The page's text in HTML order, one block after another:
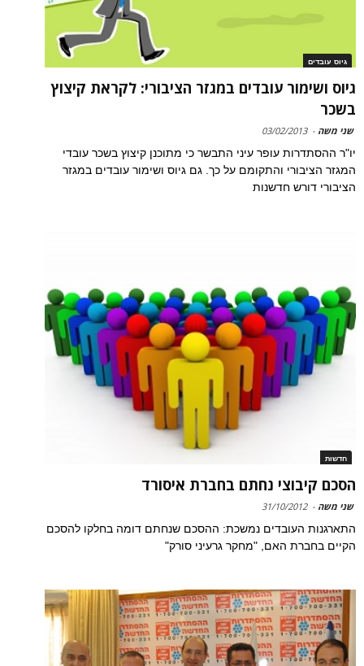
גיוס עובדים
גיוס ושימור עובדים במגזר הציבורי: לקראת קיצוץ
בשכר
שני משה -
03/02/2013
יו"ר ההסתדרות עופר עיני התבשר כי מתוכנן קיצוץ בשכר עובדי
המגזר הציבורי והתקומם על כך. גם גיוס ושימור עובדים במגזר
הציבורי דורש חדשנות
חדשות
הסכם קיבוצי נחתם בחברת איסורד
שני משה -
31/10/2012
התארגנות העובדים נמשכת: ההסכם שנחתם דומה בחלקו להסכם
הקיים בחברת האם, "מחקר גרעיני סורק"